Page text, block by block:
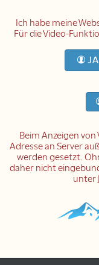
Ich habe meine
Für die Video-
Beim Anzeigen
Adresse an Server
werden gesetzt.
daher nicht
unter